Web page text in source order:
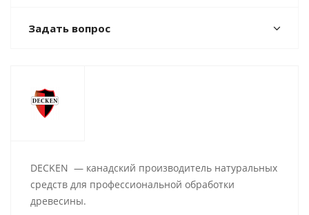
Задать вопрос
DECKEN — канадский производитель натуральных
средств для профессиональной обработки
древесины.